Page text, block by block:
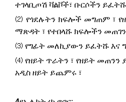
ተገላቢጦሽ ቫልቮች፣ ቡርሶችን
⑵ የጎደሉትን ክፍሎች መግጠም ፣
ማጽዳት ፣ የተበላሹ ክፍሎችን
⑶ የግፊት መለኪያውን ይፈትሹ እና
⑷ የዘይት ጥራትን ፣ የዘይት መጠንን
አዲስ ዘይት ይጨምሩ ፣